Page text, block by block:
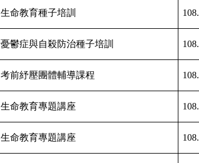
生命教育種子培訓
憂鬱症與自殺防治種子培訓
考前紓壓團體輔導課程
生命教育專題講座
生命教育專題講座